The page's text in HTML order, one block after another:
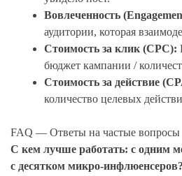
Вовлеченность
аудитории, которая
Стоимость за клик (CPC):
бюджет кампании /
Стоимость за действие
количество целевых
FAQ — Ответы на частые вопросы
С кем лучше работать: с одним
с десятком микро-инфлюенсеров?